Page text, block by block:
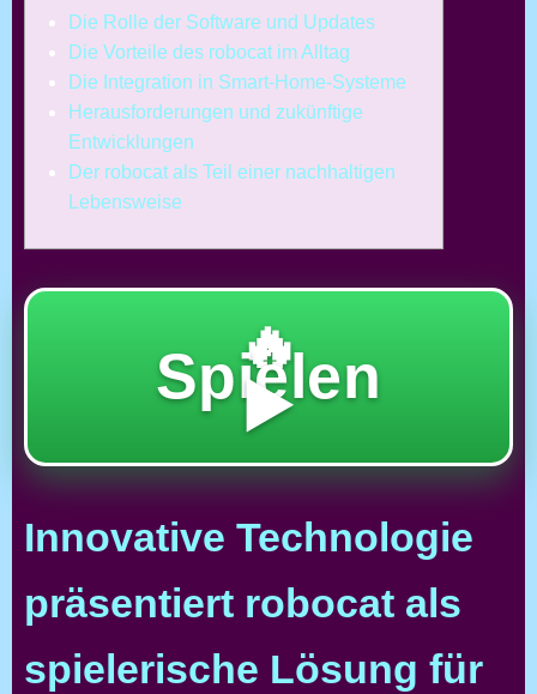
Die Rolle der Software und Updates
Die Vorteile des robocat im Alltag
Die Integration in Smart-Home-Systeme
Herausforderungen und zukünftige
Entwicklungen
Der robocat als Teil einer nachhaltigen
Lebensweise
🔥
Spielen
▶️
Innovative Technologie
präsentiert robocat als
spielerische Lösung für